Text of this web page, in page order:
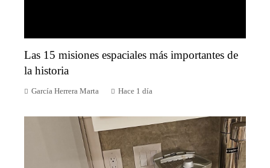
Las 15 misiones espaciales más importantes de
la historia
García Herrera Marta Hace 1 día